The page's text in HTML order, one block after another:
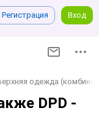
Регистрация Вход
одежда
DPD -